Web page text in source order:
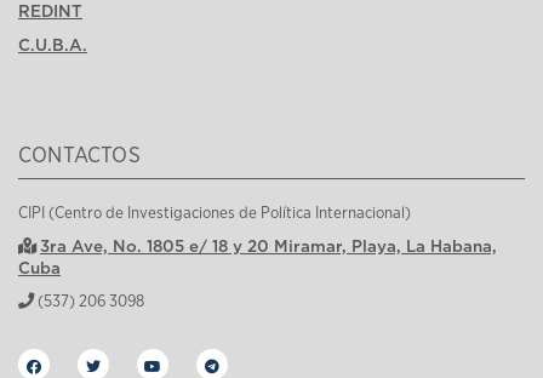
REDINT
C.U.B.A.
CONTACTOS
CIPI (Centro de Investigaciones de Política Internacional)
3ra Ave, No. 1805 e/ 18 y 20 Miramar, Playa, La Habana,
Cuba
(537) 206 3098